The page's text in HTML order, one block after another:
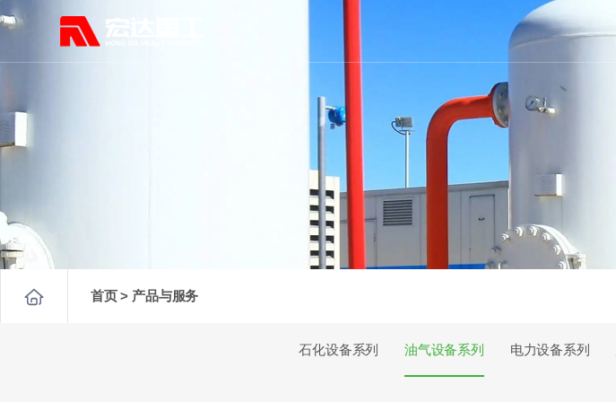
首页 > 产品与服务
石化设备系列 油气设备系列 电力设备系列